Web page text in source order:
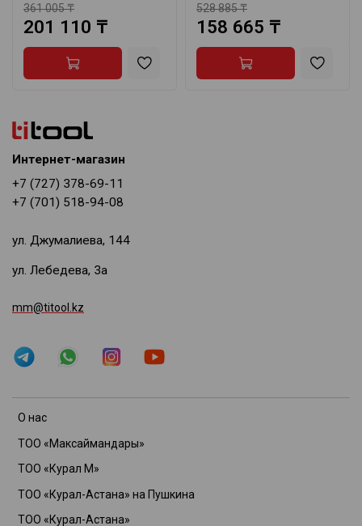
361 005 ₸
201 110 ₸
528 885 ₸
158 665 ₸
О нас
ТОО «Максаймандары»
ТОО «Курал М»
ТОО «Курал-Астана» на Пушкина
ТОО «Курал-Астана»
Интернет-магазин
+7 (727) 378-69-11
+7 (701) 518-94-08
ул. Джумалиева, 144
ул. Лебедева, 3а
mm@titool.kz